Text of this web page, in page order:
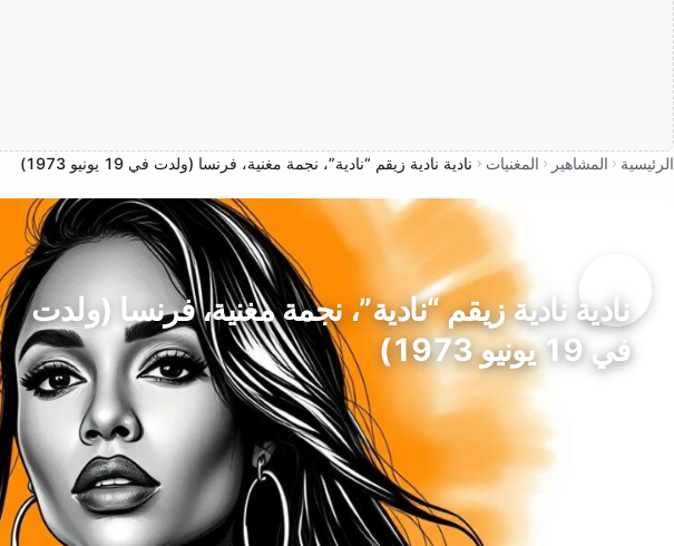
الرئيسية المشاهير المغنيات نادية نادية زيقم “نادية”، نجمة مغنية، فرنسا (ولدت في 19 يونيو 1973)
نادية نادية زيقم “نادية”، نجمة مغنية، فرنسا (ولدت
في 19 يونيو 1973)